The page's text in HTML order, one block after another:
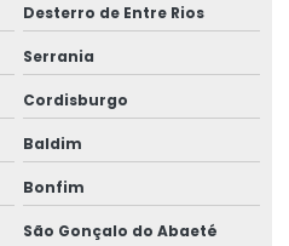
Desterro de Entre Rios
Serrania
Cordisburgo
Baldim
Bonfim
São Gonçalo do Abaeté